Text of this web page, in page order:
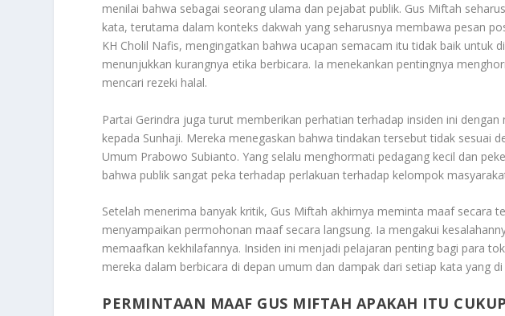
menilai bahwa sebagai seorang ulama dan pejabat publik. Gus Miftah
kata, terutama dalam konteks dakwah yang seharusnya membawa pesan
KH Cholil Nafis, mengingatkan bahwa ucapan semacam itu tidak baik untuk
menunjukkan kurangnya etika berbicara. Ia menekankan pentingnya
mencari rezeki halal.
Partai Gerindra juga turut memberikan perhatian terhadap insiden ini
kepada Sunhaji. Mereka menegaskan bahwa tindakan tersebut tidak sesuai
Umum Prabowo Subianto. Yang selalu menghormati pedagang kecil dan
bahwa publik sangat peka terhadap perlakuan terhadap kelompok
Setelah menerima banyak kritik, Gus Miftah akhirnya meminta maaf secara
menyampaikan permohonan maaf secara langsung. Ia mengakui
memaafkan kekhilafannya. Insiden ini menjadi pelajaran penting bagi para
mereka dalam berbicara di depan umum dan dampak dari setiap kata yang di
PERMINTAAN MAAF GUS MIFTAH APAKAH ITU